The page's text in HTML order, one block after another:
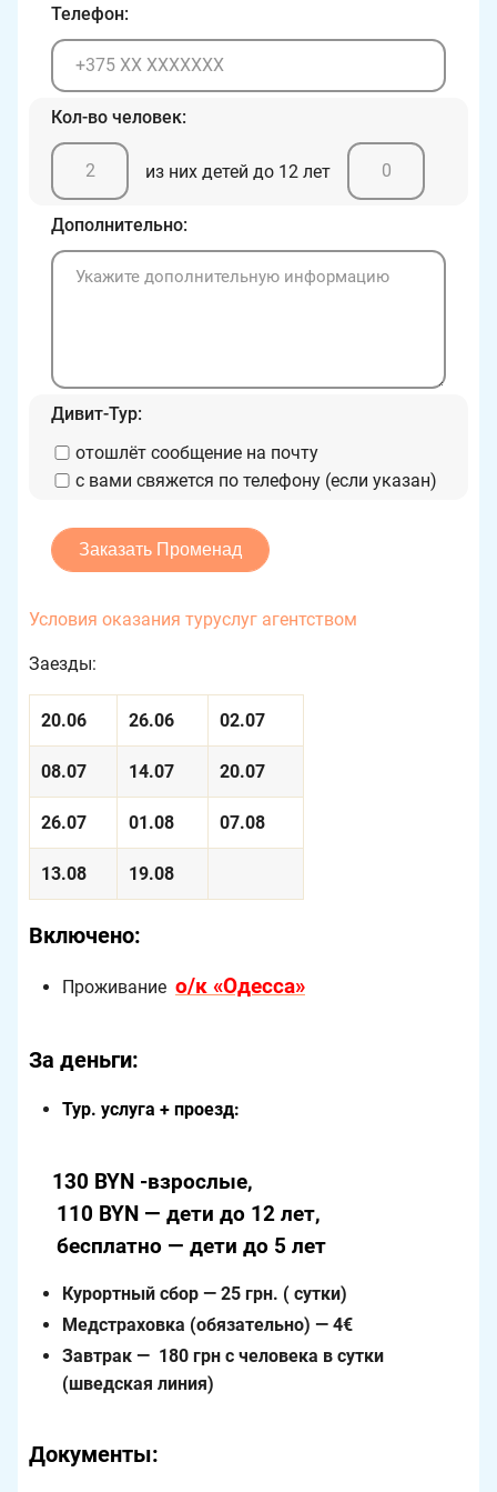
Телефон:
Кол-во человек:
из них детей до 12 лет
Дополнительно:
Дивит-Тур:
отошлёт сообщение на почту
с вами свяжется по телефону (если указан)
Условия оказания туруслуг агентством
Заезды:
20.06 26.06 02.07
08.07 14.07 20.07
26.07 01.08 07.08
13.08 19.08
Включено:
Проживание о/к «Одесса»
За деньги:
Тур. услуга + проезд:
130 BYN -взрослые,
110 BYN — дети до 12 лет,
бесплатно — дети до 5 лет
Курортный сбор — 25 грн. ( сутки)
Медстраховка (обязательно) — 4€
Завтрак — 180 грн с человека в сутки
(шведская линия)
Документы: